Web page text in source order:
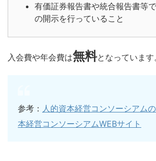
有価証券報告書や統合報告書等
の開示を行っていること
入会費や年会費は無料となっています
参考： 人的資本経営コンソーシアム
本経営コンソーシアムWEBサイト